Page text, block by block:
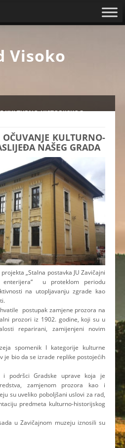
Visoko
KULTURNO-HISTORIJSKOG
KULTURNO-
NAŠEG GRADA
„Stalna postavka JU Zavičajni
enterijera“ u proteklom periodu
na utopljavanju zgrade kao
postupak zamjene prozora na
prozori iz 1902. godine, koji su u
reparirani, zamijenjeni novim
spomenik I kategorije kulturne
je bio da se izrade replike postojećih
i podršci Gradske uprave koja je
zamjenom prozora kao i
su uveliko poboljšani uslovi za rad,
predmeta kulturno-historijskog
u Zavičajnom muzeju iznosili su